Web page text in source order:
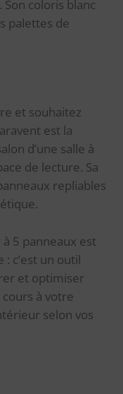
coloris blanc
palettes de
et souhaitez
est la
d’une salle à
de lecture. Sa
repliables
5 panneaux est
: c’est un outil
et optimiser
à votre
selon vos